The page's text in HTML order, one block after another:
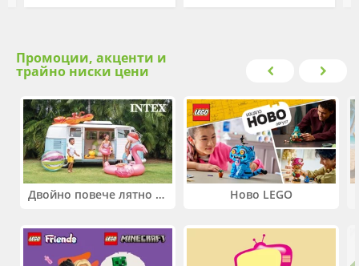
Промоции, акценти и
трайно ниски цени
Двойно повече лятно забавление! Купи 2 продукта INTEX и вземи -33% Ново LEGO